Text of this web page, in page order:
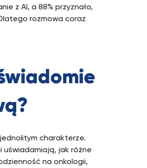
z AI, a 88% przyznało,
rozmowa coraz
charakterze.
uświadamiają, jak różne
na onkologii,